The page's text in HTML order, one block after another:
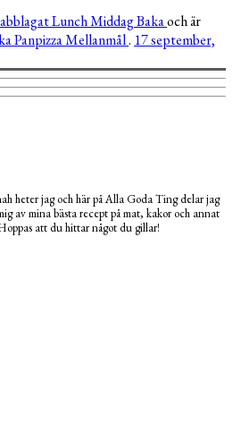
LunchMiddagBakaoch är
PanpizzaMellanmål. 17 september,
heter jag och här på Alla Goda Ting delar jag
av mina bästa recept på mat, kakor och annat
att du hittar något du gillar!